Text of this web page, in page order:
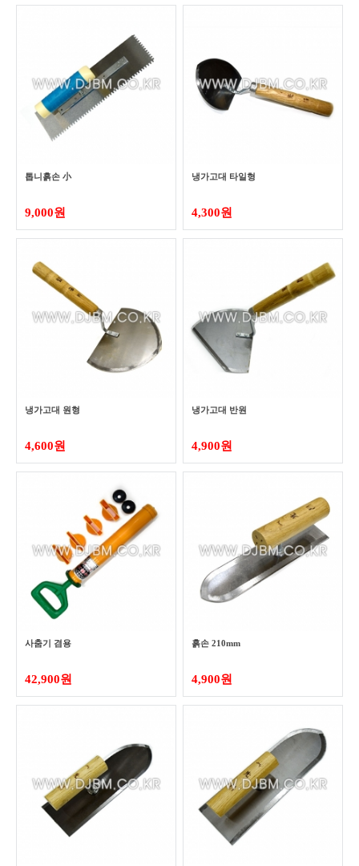
톱니흙손 小
9,000원
냉가고대 타일형
4,300원
냉가고대 원형
4,600원
냉가고대 반원
4,900원
사춤기 겸용
42,900원
흙손 210mm
4,900원